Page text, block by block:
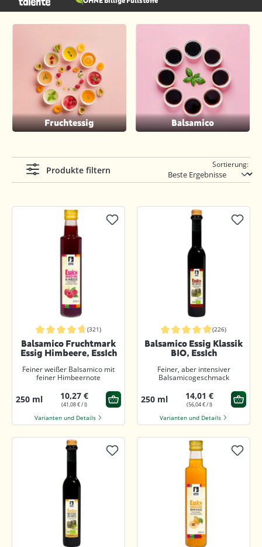
Fruchtessig Balsamico
Produkte filtern
Sortierung:
Durchschnittliche Bewertung von 4.8 von 5 Sternen
(321)
Balsamico Fruchtmark
Essig Himbeere, EssIch
Feiner weißer Balsamico mit
feiner Himbeernote
250 ml 10,27 €
(41,08 € / l)
Varianten und Details
Durchschnittliche Bewertung von
(226)
Balsamico Essig Klassik
BIO, EssIch
Feiner, aber intensiver
Balsamicogeschmack
250 ml 14,01 €
(56,04 € / l)
Varianten und Details